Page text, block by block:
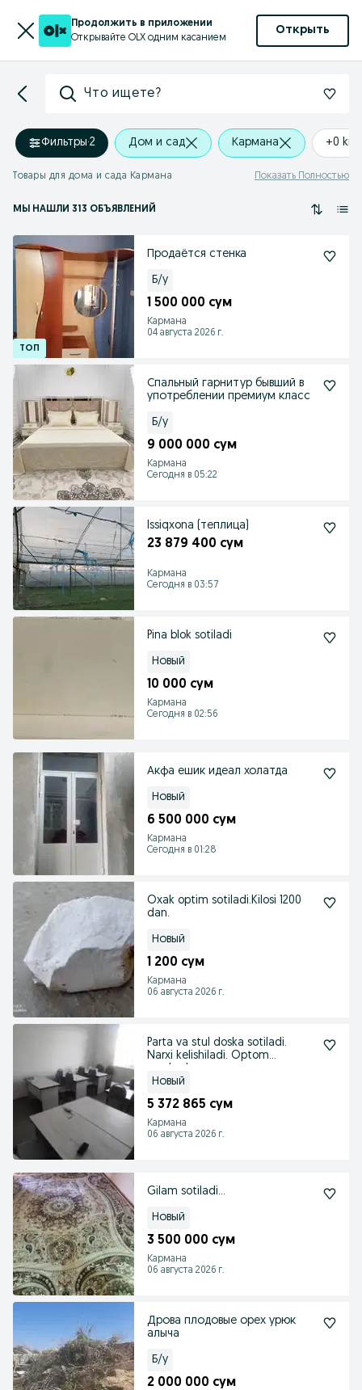
Продолжить в приложении
Открывайте OLX одним касанием
Открыть
Что ищете?
Фильтры·2 Дом и сад Кармана +0 km
Товары для дома и сада Кармана Показать Полностью
МЫ НАШЛИ 313 ОБЪЯВЛЕНИЙ
Продаётся стенка
Б/у
1 500 000 сум
Кармана
04 августа 2026 г.
Спальный гарнитур бывший в
употреблении премиум класс
Б/у
9 000 000 сум
Кармана
Сегодня в 05:22
Issiqxona (теплица)
23 879 400 сум
Кармана
Сегодня в 03:57
Pina blok sotiladi
Новый
10 000 сум
Кармана
Сегодня в 02:56
Акфа ешик идеал холатда
Новый
6 500 000 сум
Кармана
Сегодня в 01:28
Oxak optim sotiladi.Kilosi 1200
dan.
Новый
1 200 сум
Кармана
06 августа 2026 г.
Parta va stul doska sotiladi.
Narxi kelishiladi. Optom
Новый
5 372 865 сум
Кармана
06 августа 2026 г.
Gilam sotiladi...
Новый
3 500 000 сум
Кармана
06 августа 2026 г.
Дрова плодовые орех урюк
алыча
Б/у
2 000 000 сум